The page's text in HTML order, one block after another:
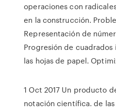
operaciones con
en la construcción.
Representación de
Progresión de cuadrados
las hojas de papel.
1 Oct 2017 Un producto
notación científica. de